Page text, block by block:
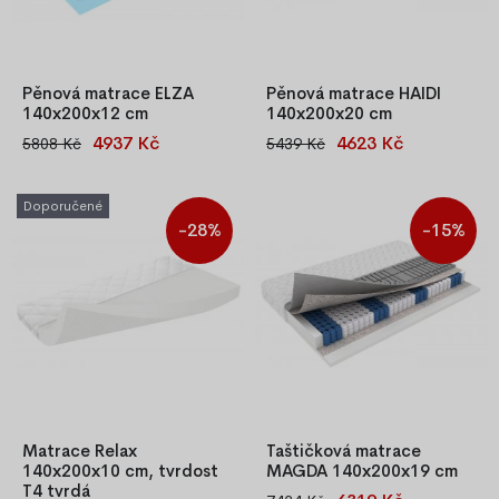
Pěnová matrace ELZA
140x200x12 cm
Zajistí velice pohodlný a
pohodlná pěnová matrace se
dvěmi využitelnými stranami
různé tvrdosti. Skvělé
ortopedické vlastnosti,
díky latexu, antibakteriální a
protiplísňová.
5808 Kč 4937 Kč
Pěnová matrace HAIDI
140x200x20 cm
Matrace z polyuretanové
nejžádanější matrace na trhu
nejen díky ceně. Jádro je
vysoce kvalitní homogenní
polyuretanová pěna o střední
tuhosti T-25. Díky profilování
matrace lépe přiléhá k tělu a
poskytuje lehký masážní efekt.
5439 Kč 4623 Kč
Doporučené
-28%
Matrace Relax
140x200x10 cm, tvrdost
T4 tvrdá
-15%
Taštičková matrace
MAGDA 140x200x19 cm